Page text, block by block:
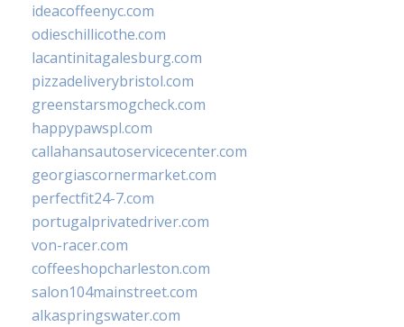
ideacoffeenyc.com
odieschillicothe.com
lacantinitagalesburg.com
pizzadeliverybristol.com
greenstarsmogcheck.com
happypawspl.com
callahansautoservicecenter.com
georgiascornermarket.com
perfectfit24-7.com
portugalprivatedriver.com
von-racer.com
coffeeshopcharleston.com
salon104mainstreet.com
alkaspringswater.com